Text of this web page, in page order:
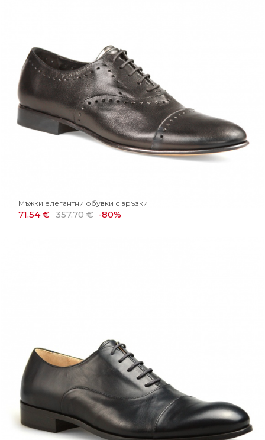
Мъжки елегантни обувки с връзки
71.54 € 357.70 € -80%